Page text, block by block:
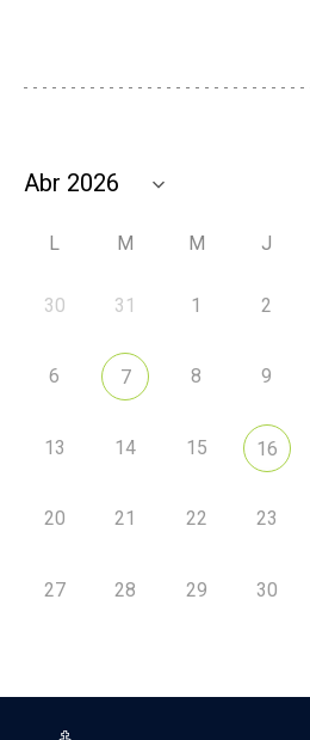
L M M J
30 31 1 2
6 7 8 9
13 14 15 16
20 21 22 23
27 28 29 30